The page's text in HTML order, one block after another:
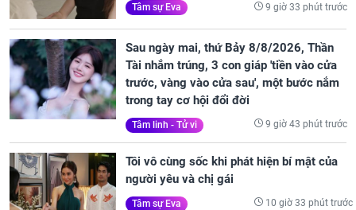
Tâm sự Eva 9 giờ 33 phút trước
Sau ngày mai, thứ Bảy 8/8/2026, Thần
Tài nhắm trúng, 3 con giáp 'tiền vào cửa
trước, vàng vào cửa sau', một bước nắm
trong tay cơ hội đổi đời
Tâm linh - Tử vi 9 giờ 43 phút trước
Tôi vô cùng sốc khi phát hiện bí mật của
người yêu và chị gái
Tâm sự Eva 10 giờ 33 phút trước